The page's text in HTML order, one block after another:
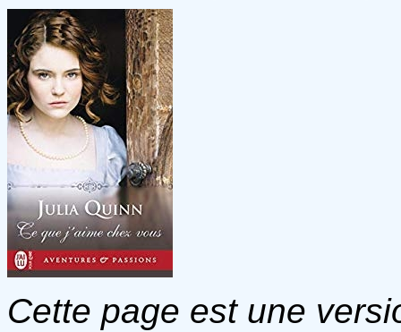
Cette page est une